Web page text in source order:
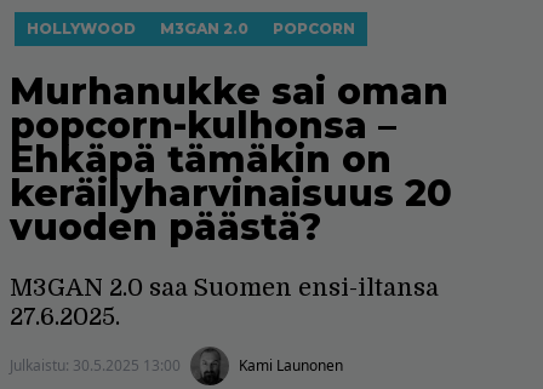
HOLLYWOOD M3GAN 2.0 POPCORN
Murhanukke sai oman
popcorn-kulhonsa –
Ehkäpä tämäkin on
keräilyharvinaisuus 20
vuoden päästä?
M3GAN 2.0 saa Suomen ensi-iltansa
27.6.2025.
Julkaistu: 30.5.2025 13:00 Kami Launonen